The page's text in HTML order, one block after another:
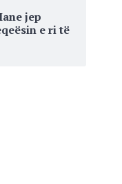
jep
e ri të